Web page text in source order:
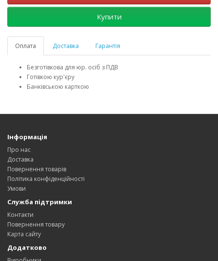
Купити
Оплата Доставка Гарантія
Безготівкова для юр. осіб з ПДВ
Готівкою кур'єру
Банківською карткою
Інформація
Про нас
Доставка
Повернення товарів
Політика конфіденційності
Умови
Служба підтримки
Контакти
Повернення товару
Карта сайту
Додатково